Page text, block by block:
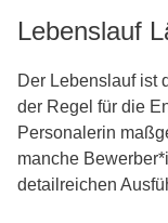
Lebenslauf
Der Lebenslauf ist
der Regel für die
Personalerin
manche
detailreichen